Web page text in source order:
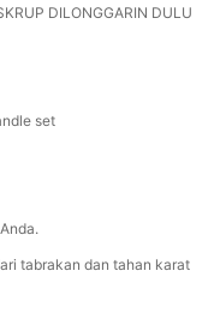
DILONGGARIN DULU
set
tabrakan dan tahan karat